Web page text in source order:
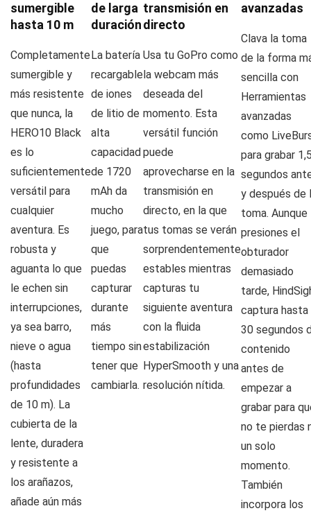
sumergible
hasta 10 m
Completamente
sumergible y
más resistente
que nunca, la
HERO10 Black
es lo
suficientemente
versátil para
cualquier
aventura. Es
robusta y
aguanta lo que
le echen sin
interrupciones,
ya sea barro,
nieve o agua
(hasta
profundidades
de 10 m). La
cubierta de la
lente, duradera
y resistente a
los arañazos,
añade aún más
de larga
duración
La batería
recargable
de iones
de litio de
alta
capacidad
de 1720
mAh da
mucho
juego, para
que
puedas
capturar
durante
más
tiempo sin
tener que
cambiarla.
transmisión en
directo
Usa tu GoPro como
la webcam más
deseada del
momento. Esta
versátil función
puede
aprovecharse en la
transmisión en
directo, en la que
tus tomas se verán
sorprendentemente
estables mientras
capturas tu
siguiente aventura
con la fluida
estabilización
HyperSmooth y una
resolución nítida.
avanzadas
Clava la toma
de la forma
sencilla con
Herramientas
avanzadas
como
para grabar
segundos
y después de
toma. Aunque
presiones el
obturador
demasiado
tarde,
captura hasta
30 segundos
contenido
antes de
empezar a
grabar para
no te pierdas
un solo
momento.
También
incorpora los